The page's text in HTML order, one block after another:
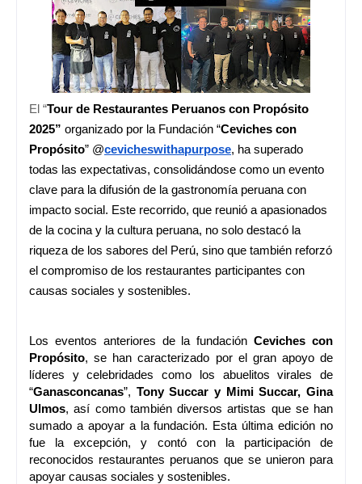
El “Tour de Restaurantes Peruanos con Propósito
2025” organizado por la Fundación “Ceviches con
Propósito” @cevicheswithapurpose, ha superado
todas las expectativas, consolidándose como un evento
clave para la difusión de la gastronomía peruana con
impacto social. Este recorrido, que reunió a apasionados
de la cocina y la cultura peruana, no solo destacó la
riqueza de los sabores del Perú, sino que también reforzó
el compromiso de los restaurantes participantes con
causas sociales y sostenibles.
Los eventos anteriores de la fundaciónCeviches con
Propósito, se han caracterizado por el gran apoyo de
líderes y celebridades como los abuelitos virales de
“Ganasconcanas”, Tony Succar y Mimi Succar, Gina
Ulmos, así como también diversos artistas que se han
sumado a apoyar a la fundación. Esta última edición no
fue la excepción, y contó con la participación de
reconocidos restaurantes peruanos que se unieron para
apoyar causas sociales y sostenibles.